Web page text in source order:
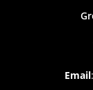
Email: